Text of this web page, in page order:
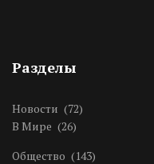
Разделы
Новости (72)
В Мире (26)
Общество (143)